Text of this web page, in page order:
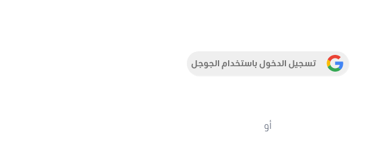
تسجيل الدخول باستخدام الجوجل
أو